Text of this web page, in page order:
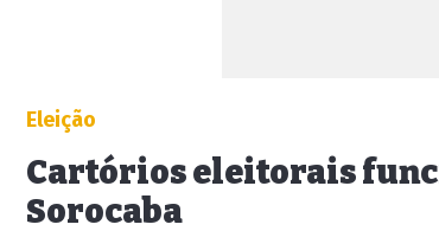
Eleição
Cartórios eleitorais
Sorocaba